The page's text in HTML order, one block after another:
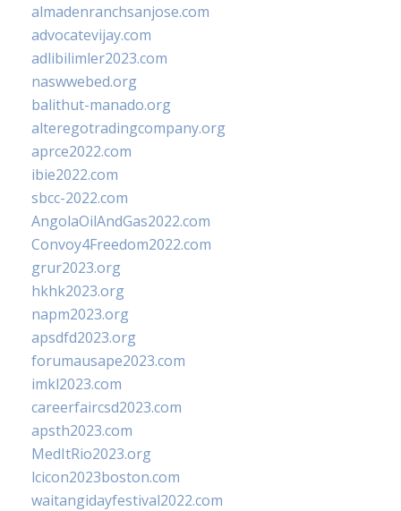
almadenranchsanjose.com
advocatevijay.com
adlibilimler2023.com
naswwebed.org
balithut-manado.org
alteregotradingcompany.org
aprce2022.com
ibie2022.com
sbcc-2022.com
AngolaOilAndGas2022.com
Convoy4Freedom2022.com
grur2023.org
hkhk2023.org
napm2023.org
apsdfd2023.org
forumausape2023.com
imkl2023.com
careerfaircsd2023.com
apsth2023.com
MedItRio2023.org
lcicon2023boston.com
waitangidayfestival2022.com